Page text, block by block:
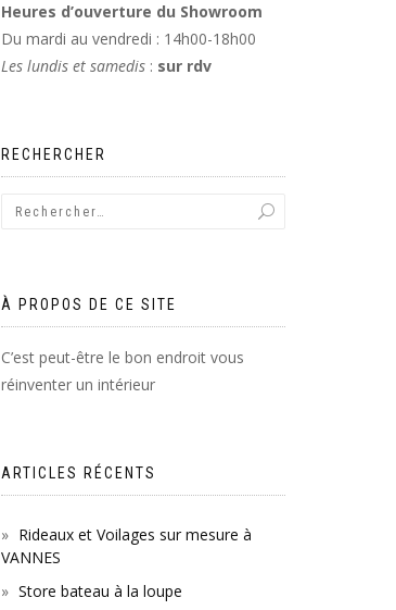
Heures d’ouverture du Showroom
Du mardi au vendredi : 14h00-18h00
Les lundis et samedis: sur rdv
RECHERCHER
À PROPOS DE CE SITE
C’est peut-être le bon endroit vous
réinventer un intérieur
ARTICLES RÉCENTS
Rideaux et Voilages sur mesure à
VANNES
Store bateau à la loupe